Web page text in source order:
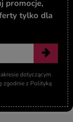
promocje,
tylko dla
dotyczącym
zgodnie z Polityką